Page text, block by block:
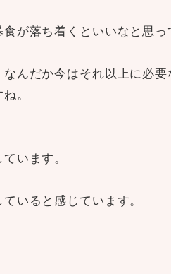
が落ち着くといいなと思っ
んだか今はそれ以上に必
。
います。
いると感じています。